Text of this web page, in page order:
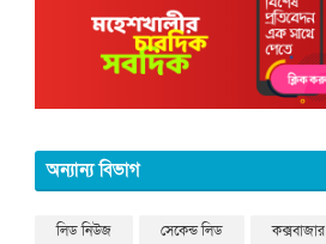
অন্যান্য বিভাগ
লিড নিউজ সেকেন্ড লিড
কক্সবাজার